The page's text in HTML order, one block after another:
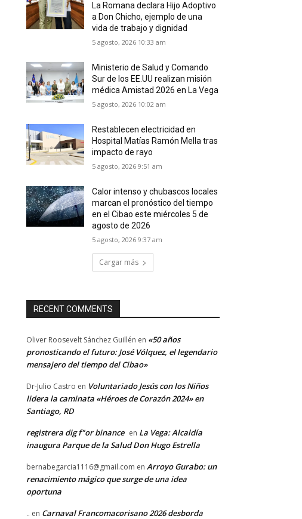
La Romana declara Hijo Adoptivo
a Don Chicho, ejemplo de una
vida de trabajo y dignidad
5 agosto, 2026 10:33 am
Ministerio de Salud y Comando
Sur de los EE.UU realizan misión
médica Amistad 2026 en La Vega
5 agosto, 2026 10:02 am
Restablecen electricidad en
Hospital Matías Ramón Mella tras
impacto de rayo
5 agosto, 2026 9:51 am
Calor intenso y chubascos locales
marcan el pronóstico del tiempo
en el Cibao este miércoles 5 de
agosto de 2026
5 agosto, 2026 9:37 am
Cargar más
RECENT COMMENTS
Oliver Roosevelt Sánchez Guillén en «50 años
pronosticando el futuro: José Vólquez, el legendario
mensajero del tiempo del Cibao»
Dr-Julio Castro en Voluntariado Jesús con los Niños
lidera la caminata «Héroes de Corazón 2024» en
Santiago, RD
registrera dig f"or binance en La Vega: Alcaldía
inaugura Parque de la Salud Don Hugo Estrella
bernabegarcia1116@gmail.com en Arroyo Gurabo: un
renacimiento mágico que surge de una idea
oportuna
.. en Carnaval Francomacorisano 2026 desborda